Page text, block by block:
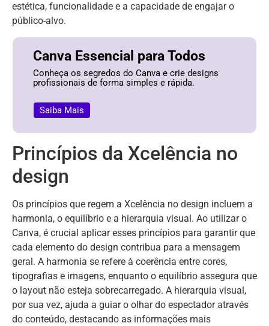
estética, funcionalidade e a capacidade de engajar o
público-alvo.
Canva Essencial para Todos
Conheça os segredos do Canva e crie designs
profissionais de forma simples e rápida.
Saiba Mais
Princípios da Xcelência no
design
Os princípios que regem a Xcelência no design incluem a
harmonia, o equilíbrio e a hierarquia visual. Ao utilizar o
Canva, é crucial aplicar esses princípios para garantir que
cada elemento do design contribua para a mensagem
geral. A harmonia se refere à coerência entre cores,
tipografias e imagens, enquanto o equilíbrio assegura que
o layout não esteja sobrecarregado. A hierarquia visual,
por sua vez, ajuda a guiar o olhar do espectador através
do conteúdo, destacando as informações mais